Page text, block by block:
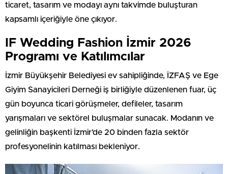
ticaret, tasarım ve modayı aynı takvimde buluşturan
kapsamlı içeriğiyle öne çıkıyor.
IF Wedding Fashion İzmir 2026
Programı ve Katılımcılar
İzmir Büyükşehir Belediyesi ev sahipliğinde, İZFAŞ ve Ege
Giyim Sanayicileri Derneği iş birliğiyle düzenlenen fuar, üç
gün boyunca ticari görüşmeler, defileler, tasarım
yarışmaları ve sektörel buluşmalar sunacak. Modanın ve
gelinliğin başkenti İzmir’de 20 binden fazla sektör
profesyonelinin katılması bekleniyor.